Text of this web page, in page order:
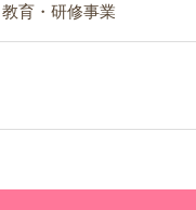
育・研修事業